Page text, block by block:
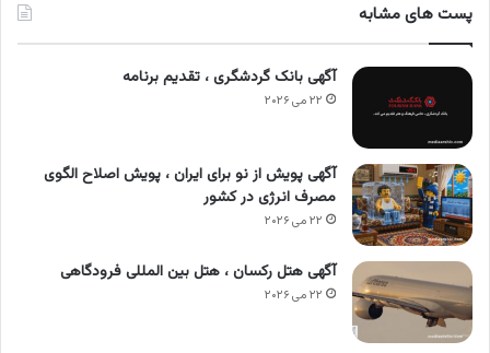
پست های مشابه
آگهی بانک گردشگری ، تقدیم برنامه
۲۲ می ۲۰۲۶
آگهی پویش از نو برای ایران ، پویش اصلاح الگوی
مصرف انرژی در کشور
۲۲ می ۲۰۲۶
آگهی هتل رکسان ، هتل بین المللی فرودگاهی
۲۲ می ۲۰۲۶